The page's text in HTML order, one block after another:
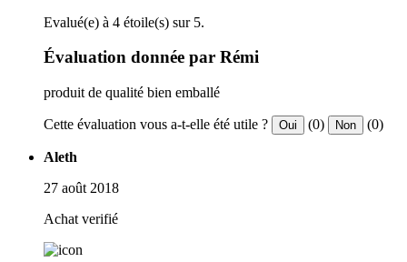
Evalué(e) à 4 étoile(s) sur 5.
Évaluation donnée par Rémi
produit de qualité bien emballé
Cette évaluation vous a-t-elle été utile ? Oui (0) Non (0)
Aleth
27 août 2018
Achat verifié